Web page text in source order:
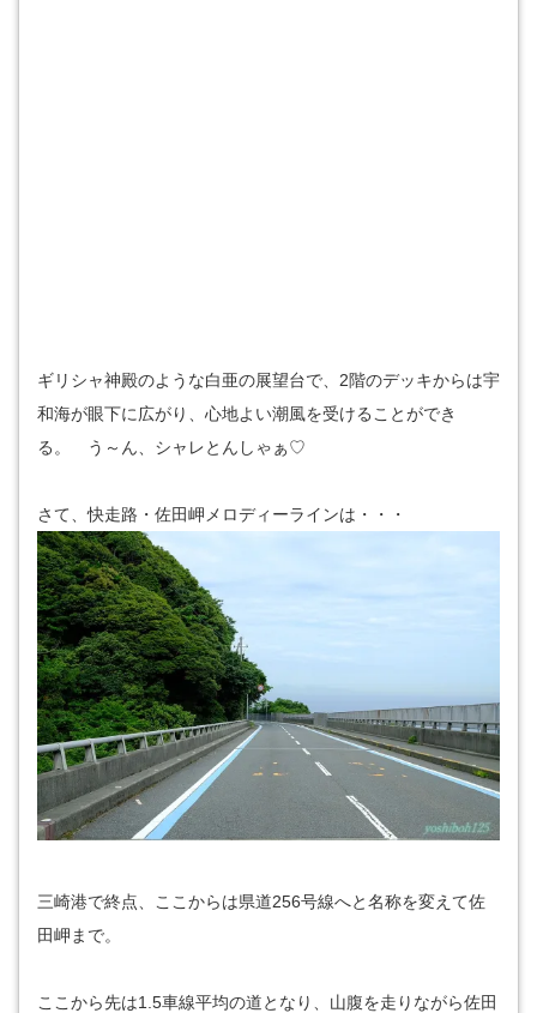
ギリシャ神殿のような白亜の展望台で、2階のデッキからは宇
和海が眼下に広がり、心地よい潮風を受けることができ
る。 う～ん、シャレとんしゃぁ♡
さて、快走路・佐田岬メロディーラインは・・・
三崎港で終点、ここからは県道256号線へと名称を変えて佐
田岬まで。
ここから先は1.5車線平均の道となり、山腹を走りながら佐田